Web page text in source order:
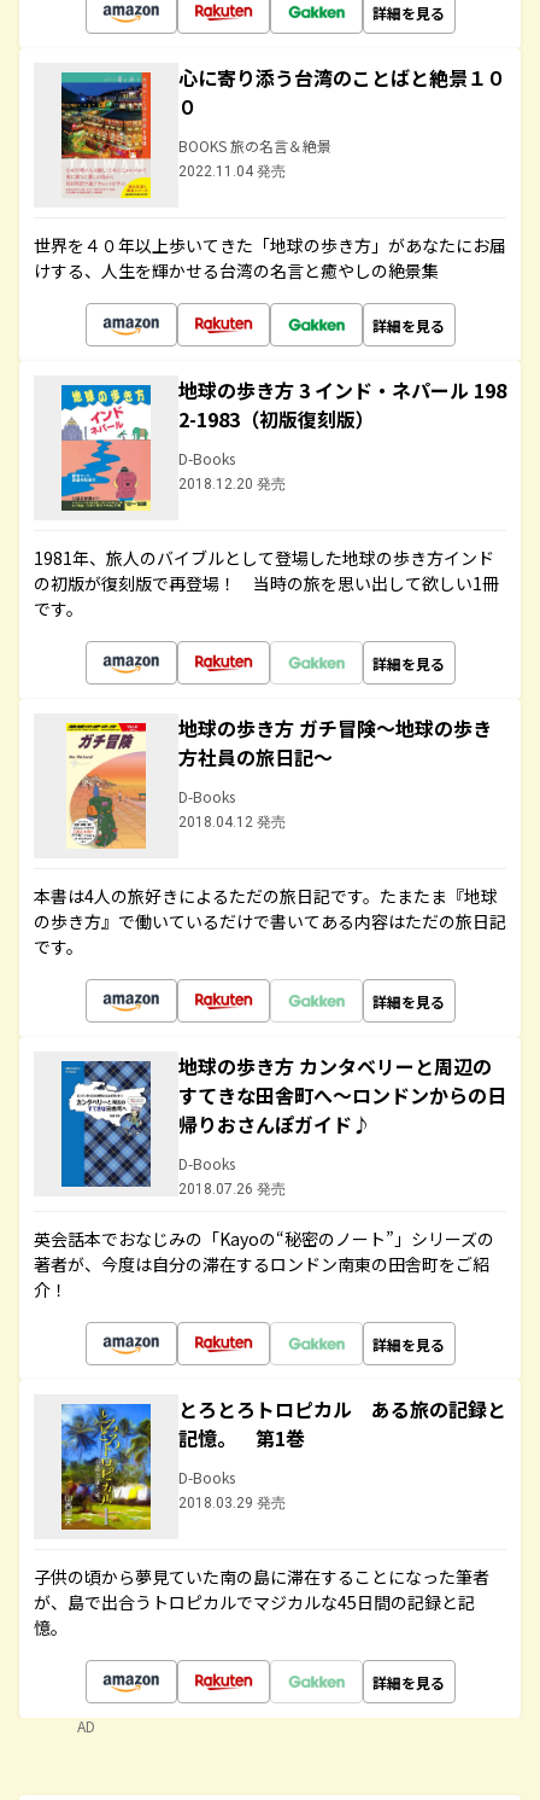
詳細を見る
心に寄り添う台湾のことばと絶景１０
０
BOOKS 旅の名言＆絶景
2022.11.04 発売
世界を４０年以上歩いてきた「地球の歩き方」があなたにお届
けする、人生を輝かせる台湾の名言と癒やしの絶景集
詳細を見る
地球の歩き方 3 インド・ネパール 198
2-1983（初版復刻版）
D-Books
2018.12.20 発売
1981年、旅人のバイブルとして登場した地球の歩き方インド
の初版が復刻版で再登場！ 当時の旅を思い出して欲しい1冊
です。
詳細を見る
地球の歩き方 ガチ冒険～地球の歩き
方社員の旅日記～
D-Books
2018.04.12 発売
本書は4人の旅好きによるただの旅日記です。たまたま『地球
の歩き方』で働いているだけで書いてある内容はただの旅日記
です。
詳細を見る
地球の歩き方 カンタベリーと周辺の
すてきな田舎町へ～ロンドンからの日
帰りおさんぽガイド♪
D-Books
2018.07.26 発売
英会話本でおなじみの「Kayoの“秘密のノート”」シリーズの
著者が、今度は自分の滞在するロンドン南東の田舎町をご紹
介！
詳細を見る
とろとろトロピカル ある旅の記録と
記憶。 第1巻
D-Books
2018.03.29 発売
子供の頃から夢見ていた南の島に滞在することになった筆者
が、島で出合うトロピカルでマジカルな45日間の記録と記
憶。
詳細を見る
AD